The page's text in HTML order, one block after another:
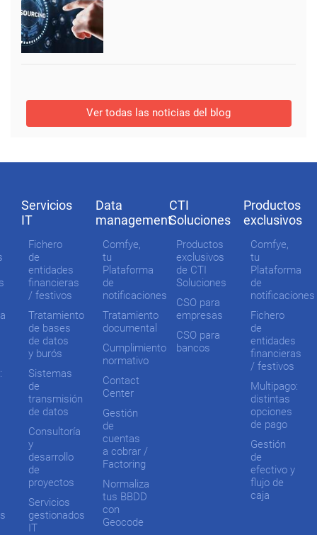
Ver todas las noticias del blog
Servicios
IT
Fichero
de
entidades
financieras
/ festivos
Tratamiento
de bases
de datos
y burós
Sistemas
de
transmisión
de datos
Consultoría
y
desarrollo
de
proyectos
Servicios
gestionados
IT
Data
management
Comfye,
tu
Plataforma
de
notificaciones
Tratamiento
documental
Cumplimiento
normativo
Contact
Center
Gestión
de
cuentas
a cobrar /
Factoring
Normaliza
tus BBDD
con
Geocode
CTI
Soluciones
Productos
exclusivos
de CTI
Soluciones
CSO para
empresas
CSO para
bancos
Productos
exclusivos
Comfye,
tu
Plataforma
de
notificaciones
Fichero
de
entidades
financieras
/ festivos
Multipago:
distintas
opciones
de pago
Gestión
de
efectivo y
flujo de
caja